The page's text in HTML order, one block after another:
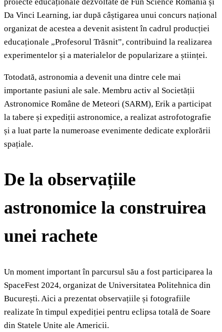
Da Vinci Learning, iar după câștigarea unui concurs național
organizat de acestea a devenit asistent în cadrul producției
educaționale „Profesorul Trăsnit”, contribuind la realizarea
experimentelor și a materialelor de popularizare a științei.
Totodată, astronomia a devenit una dintre cele mai
importante pasiuni ale sale. Membru activ al Societății
Astronomice Române de Meteori (SARM), Erik a participat
la tabere și expediții astronomice, a realizat astrofotografie
și a luat parte la numeroase evenimente dedicate explorării
spațiale.
De la observațiile
astronomice la construirea
unei rachete
Un moment important în parcursul său a fost participarea la
SpaceFest 2024, organizat de Universitatea Politehnica din
București. Aici a prezentat observațiile și fotografiile
realizate în timpul expediției pentru eclipsa totală de Soare
din Statele Unite ale Americii.